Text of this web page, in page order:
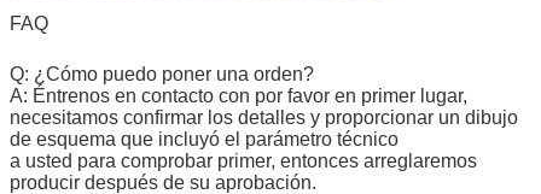
FAQ
Q: ¿Cómo puedo poner una orden?
A: Éntrenos en contacto con por favor en primer lugar,
necesitamos confirmar los detalles y proporcionar un dibujo
de esquema que incluyó el parámetro técnico
a usted para comprobar primer, entonces arreglaremos
producir después de su aprobación.